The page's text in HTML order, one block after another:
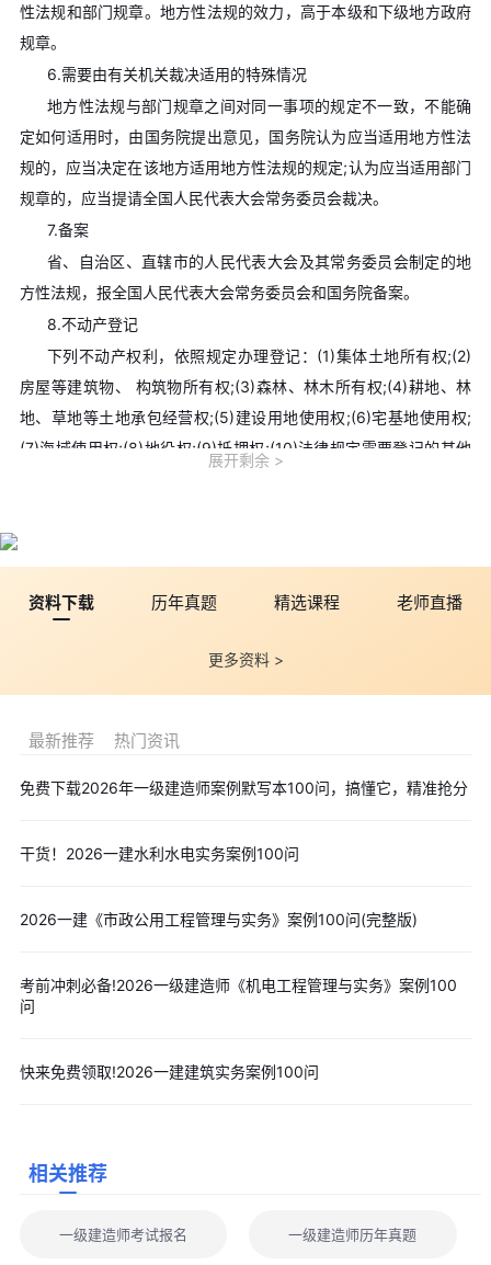
性法规和部门规章。地方性法规的效力，高于本级和下级地方政府
规章。
6.需要由有关机关裁决适用的特殊情况
地方性法规与部门规章之间对同一事项的规定不一致，不能确
定如何适用时，由国务院提出意见，国务院认为应当适用地方性法
规的，应当决定在该地方适用地方性法规的规定;认为应当适用部门
规章的，应当提请全国人民代表大会常务委员会裁决。
7.备案
省、自治区、直辖市的人民代表大会及其常务委员会制定的地
方性法规，报全国人民代表大会常务委员会和国务院备案。
8.不动产登记
下列不动产权利，依照规定办理登记：(1)集体土地所有权;(2)
房屋等建筑物、 构筑物所有权;(3)森林、林木所有权;(4)耕地、林
地、草地等土地承包经营权;(5)建设用地使用权;(6)宅基地使用权;
(7)海域使用权;(8)地役权;(9)抵押权;(10)法律规定需要登记的其他
定的除外。船舶、航空器和机动车等的物权的设立、变更、转让和
消灭，未经登记，不得对抗善意第三人 。
处分权是所有权人的最基本的权利，是所有权内容的核心。
11.用益物权的一般规定
用益物权包括土地承包经营权、建设用地使用权、宅基地使用
12.建设用地使用权
设立建设用地使用权，可以采取出让或者划拨等方式。
造师必背300句
2026年一级建造师考试定于9月12日至13日举行，具体时间和
科目为：
上午 9﹕00--11﹕00 建设工程经济
上午 9﹕00-- 12﹕00 建设工程项目管理
📌 考生已进入冲刺阶段，考生可免费领：60天抢分冲刺会
展开剩余
资料下载 历年真题 精选课程 老师直播
更多资料 >
最新推荐 热门资讯
免费下载2026年一级建造师案例默写本100问，搞懂它，精准抢分
干货！2026一建水利水电实务案例100问
2026一建《市政公用工程管理与实务》案例100问(完整版)
考前冲刺必备!2026一级建造师《机电工程管理与实务》案例100
问
快来免费领取!2026一建建筑实务案例100问
相关推荐
一级建造师考试报名 一级建造师历年真题